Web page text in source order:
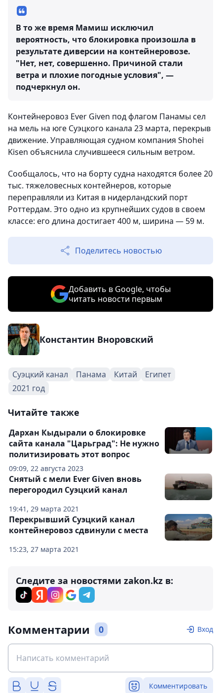
В то же время Мамиш исключил
вероятность, что блокировка произошла в
результате диверсии на контейнеровозе.
"Нет, нет, совершенно. Причиной стали
ветра и плохие погодные условия", —
подчеркнул он.
Контейнеровоз Ever Given под флагом Панамы сел
на мель на юге Суэцкого канала 23 марта, перекрыв
движение. Управляющая судном компания Shohei
Kisen объяснила случившееся сильным ветром.
Сообщалось, что на борту судна находятся более 20
тыс. тяжеловесных контейнеров, которые
переправляли из Китая в нидерландский порт
Роттердам. Это одно из крупнейших судов в своем
классе: его длина достигает 400 м, ширина — 59 м.
Поделитесь новостью
Добавить в Google, чтобы
читать новости первым
Константин Вноровский
Суэцкий канал Панама Китай
Египет
2021 год
Читайте также
09:09, 22 августа 2023
Дархан Кыдырали о блокировке
сайта канала "Царьград": Не нужно
политизировать этот вопрос
19:41, 29 марта 2021
Снятый с мели Ever Given вновь
перегородил Суэцкий канал
15:23, 27 марта 2021
Перекрывший Суэцкий канал
контейнеровоз сдвинули с места
Следите за новостями zakon.kz в:
Комментарии 0 Вход
Комментировать